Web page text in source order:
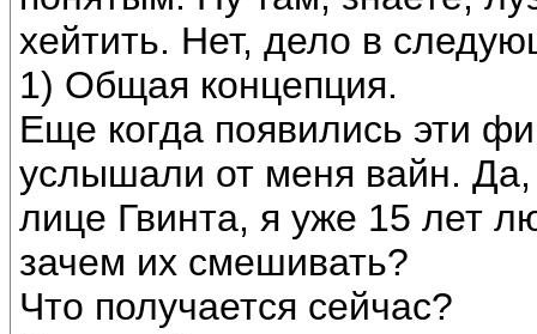
хейтить. Нет, дело в
1) Общая концепция.
Еще когда появились эти
услышали от меня вайн.
лице Гвинта, я уже 15 лет
зачем их смешивать?
Что получается сейчас?